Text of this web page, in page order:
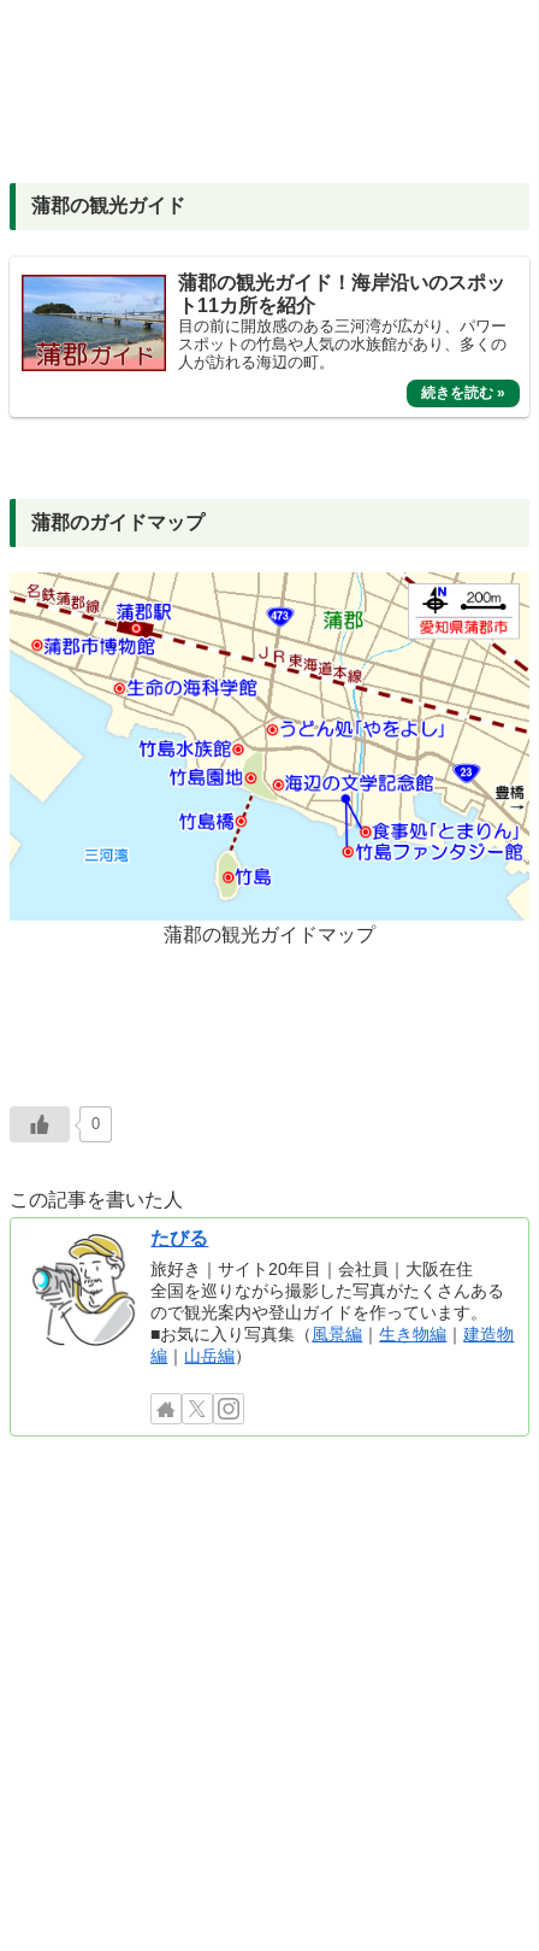
蒲郡の観光ガイド
蒲郡の観光ガイド！海岸沿いのスポッ
ト11カ所を紹介
目の前に開放感のある三河湾が広がり、パワー
スポットの竹島や人気の水族館があり、多くの
人が訪れる海辺の町。
蒲郡のガイドマップ
蒲郡の観光ガイドマップ
0
この記事を書いた人
たびる
旅好き｜サイト20年目｜会社員｜大阪在住
全国を巡りながら撮影した写真がたくさんある
ので観光案内や登山ガイドを作っています。
■お気に入り写真集（風景編 ｜生き物編 ｜建造物
編 ｜ 山岳編）